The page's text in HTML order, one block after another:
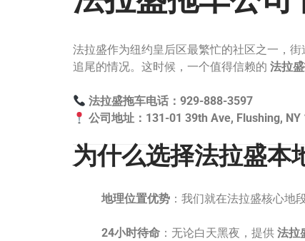
法拉盛作为纽约皇后区最繁忙的社区之一，
追尾的情况。这时候，一个值得信赖的 法拉
法拉盛拖车电话：929-888-3597
公司地址：131-01 39th Ave, Flushing, NY
为什么选择法拉盛本
地理位置优势 ：我们就在法拉盛核心地
24小时待命 ：无论白天黑夜，提供 法拉